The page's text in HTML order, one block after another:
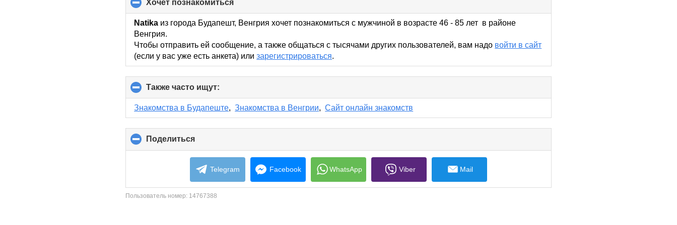
хочет познакомиться
to
collapse
Natika из города Будапешт, Венгрия хочет познакомиться с мужчиной в возрасте 46 - 85 лет в районе
Венгрия.
Чтобы отправить ей сообщение, а также общаться с тысячами других пользователей, вам надо войти в сайт
(если у вас уже есть анкета) илизарегистрироваться.
Также часто ищут:
to
collapse
contents
Знакомства в Будапеште,Знакомства в Венгрии,Сайт онлайн знакомств
Поделиться
to
collapse
contents
Telegram Facebook WhatsApp Viber Mail
Пользователь номер: 14767388